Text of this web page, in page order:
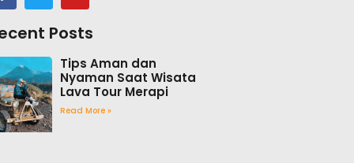
Posts
Tips Aman dan
Nyaman Saat Wisata
Lava Tour Merapi
Read More »